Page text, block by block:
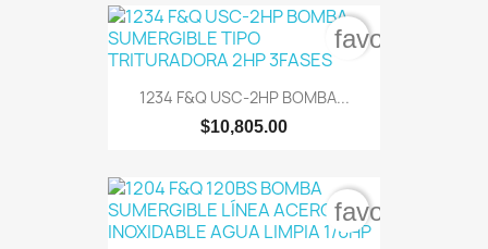
1234 F&Q USC-2HP BOMBA...
$10,805.00